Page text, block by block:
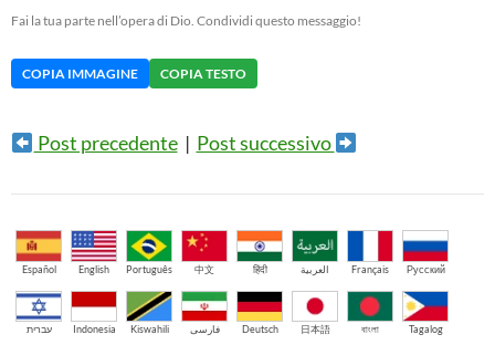
Fai la tua parte nell’opera di Dio. Condividi questo messaggio!
COPIA IMMAGINE COPIA TESTO
Post precedente| Post successivo
Español English Português 中文 हिंदी العربية Français Русский
עברית Indonesia Kiswahili فارسی Deutsch 日本語 বাংলা Tagalog